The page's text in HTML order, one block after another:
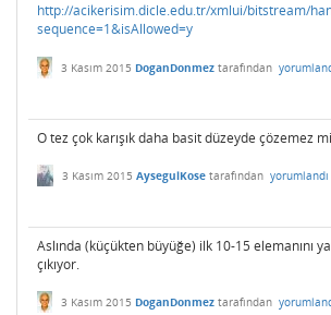
http://acikerisim.dicle.edu.tr/xmlui/bitstream/
sequence=1&isAllowed=y
3 Kasım 2015 DoganDonmez tarafından
O tez çok karışık daha basit düzeyde çözemez
3 Kasım 2015 AysegulKose tarafından yorumlandı
Aslında (küçükten büyüğe) ilk 10-15 elemanını
çıkıyor.
3 Kasım 2015 DoganDonmez tarafından